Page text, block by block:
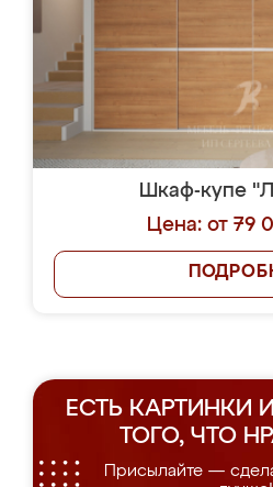
Шкаф-купе
Цена: от 79
ЕСТЬ КАРТИНКИ
ТОГО, ЧТО
Присылайте —